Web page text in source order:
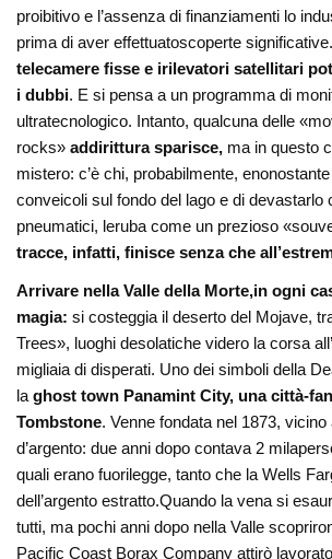
proibitivo e l’assenza di finanziamenti lo
prima di aver effettuatoscoperte
telecamere fisse e irilevatori satellitari
i dubbi. E si pensa a un programma di
ultratecnologico. Intanto, qualcuna delle
rocks»addirittura sparisce, ma in questo
mistero: c’è chi, probabilmente,
conveicoli sul fondo del lago e di devastarlo
pneumatici, leruba come un prezioso
tracce, infatti, finiscesenza che
Arrivare nella Valle della Morte,in ogni
magia: si costeggia il deserto del Mojave,
Trees», luoghi desolatiche videro la corsa
migliaia di disperati. Uno dei simboli della
laghost town Panamint City, una città-
Tombstone. Venne fondata nel 1873,
d’argento: due anni dopo contava 2
quali erano fuorilegge, tanto che la Wells
dell’argento estratto.Quando la vena si
tutti, ma pochi anni dopo nella Valle
Pacific Coast Borax Company attirò